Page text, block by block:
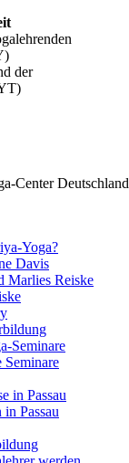
der
Center Deutschland
Yoga?
Davis
Marlies Reiske
Seminare
Seminare
in Passau
Passau